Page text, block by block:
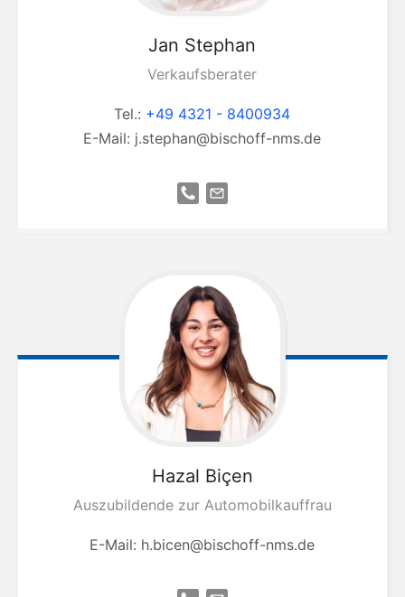
Jan Stephan
Verkaufsberater
Tel.: +49 4321 - 8400934
E-Mail: j.stephan@bischoff-nms.de
Hazal Biçen
Auszubildende zur Automobilkauffrau
E-Mail: h.bicen@bischoff-nms.de